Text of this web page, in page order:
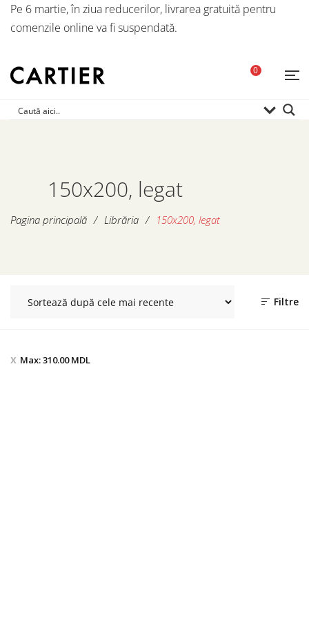
Pe 6 martie, în ziua reducerilor, livrarea gratuită pentru
comenzile online va fi suspendată.
0
150x200, legat
Pagina principală / Librăria / 150x200, legat
Filtre
Max:310.00MDL